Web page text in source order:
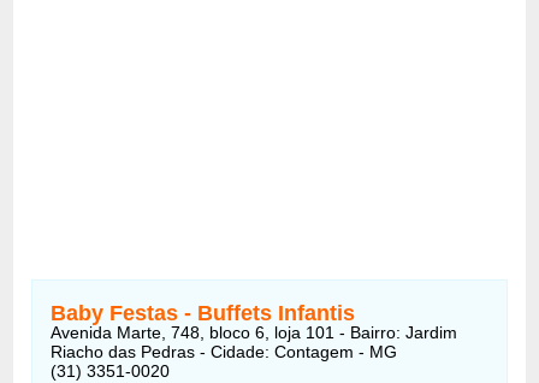
Baby Festas - Buffets Infantis
Avenida Marte, 748, bloco 6, loja 101 - Bairro: Jardim
Riacho das Pedras - Cidade: Contagem - MG
(31) 3351-0020